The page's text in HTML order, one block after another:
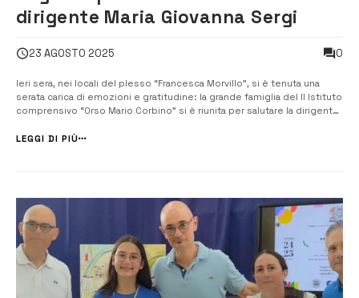
dirigente Maria Giovanna Sergi
23 AGOSTO 2025 0
Ieri sera, nei locali del plesso “Francesca Morvillo”, si è tenuta una
serata carica di emozioni e gratitudine: la grande famiglia del II Istituto
comprensivo “Orso Mario Corbino” si è riunita per salutare la dirigente
pensione dopo dodici anni di intensa attività alla guida ...
LEGGI DI PIÙ